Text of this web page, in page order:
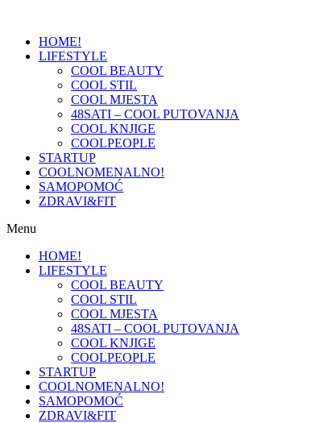
HOME!
LIFESTYLE
COOL BEAUTY
COOL STIL
COOL MJESTA
48SATI – COOL PUTOVANJA
COOL KNJIGE
COOLPEOPLE
STARTUP
COOLNOMENALNO!
SAMOPOMOĆ
ZDRAVI&FIT
Menu
HOME!
LIFESTYLE
COOL BEAUTY
COOL STIL
COOL MJESTA
48SATI – COOL PUTOVANJA
COOL KNJIGE
COOLPEOPLE
STARTUP
COOLNOMENALNO!
SAMOPOMOĆ
ZDRAVI&FIT